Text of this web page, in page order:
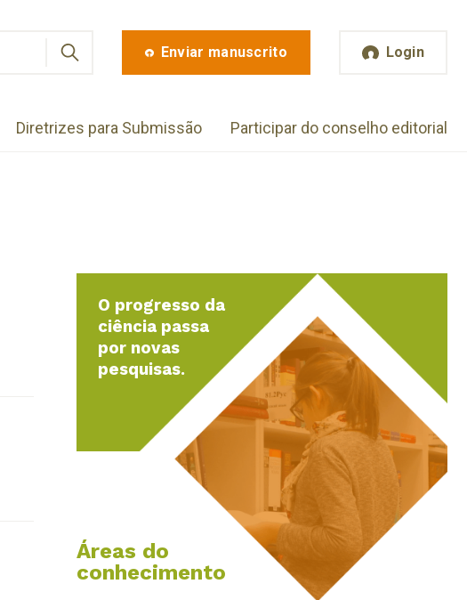
Enviar manuscrito Login
Diretrizes para Submissão Participar do conselho editorial
O progresso da
ciência passa
por novas
pesquisas.
Áreas do
conhecimento